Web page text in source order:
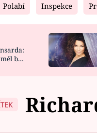
Polabí Inspekce
by